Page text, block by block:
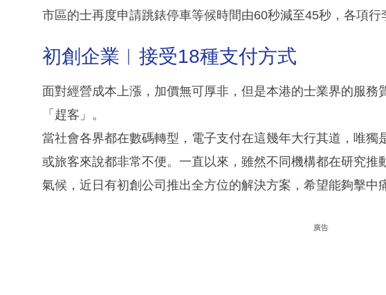
市區的士再度申請跳錶停車等候時間由60秒減至45秒，各項行
初創企業︳接受18種支付方式
面對經營成本上漲，加價無可厚非，但是本港的士業界的服務
「趕客」。
當社會各界都在數碼轉型，電子支付在這幾年大行其道，唯獨
或旅客來說都非常不便。一直以來，雖然不同機構都在研究推
氣候，近日有初創公司推出全方位的解決方案，希望能夠擊中
廣告